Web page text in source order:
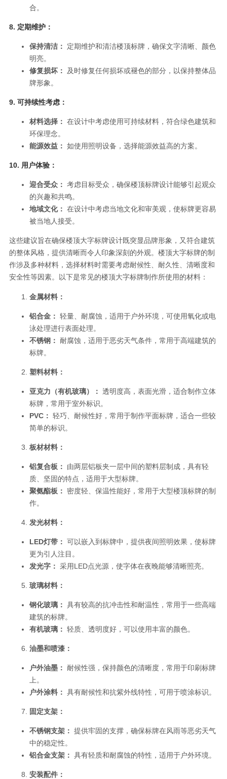
合。
8. 定期维护：
保持清洁：
定期维护和清洁楼顶标牌，确保文字清晰、颜色
明亮。
修复损坏：
及时修复任何损坏或褪色的部分，以保持整体品
牌形象。
9. 可持续性考虑：
材料选择： 在设计中考虑使用可持续材料，符合绿色建筑和
环保理念。
能源效益： 如使用照明设备，选择能源效益高的方案。
10. 用户体验：
迎合受众： 考虑目标受众，确保楼顶标牌设计能够引起观众
的兴趣和共鸣。
地域文化： 在设计中考虑当地文化和审美观，使标牌更容易
被当地人接受。
这些建议旨在确保楼顶大字标牌设计既突显品牌形象，又符合建筑
的整体风格，提供清晰而令人印象深刻的外观。楼顶大字标牌的制
作涉及多种材料，选择材料时需要考虑耐候性、耐久性、清晰度和
安全性等因素。以下是常见的楼顶大字标牌制作所使用的材料：
金属材料：
铝合金： 轻量、耐腐蚀，适用于户外环境，可使用氧化或电
泳处理进行表面处理。
不锈钢：
耐腐蚀，适用于恶劣天气条件，常用于高端建筑的
标牌。
塑料材料：
亚克力（有机玻璃）： 透明度高，表面光滑，适合制作立体
标牌，常用于室外标识。
PVC： 轻巧、耐候性好，常用于制作平面标牌，适合一些较
简单的标识。
板材材料：
铝复合板：
由两层铝板夹一层中间的塑料层制成，具有轻
质、坚固的特点，适用于大型标牌。
聚氨酯板：
密度轻、保温性能好，常用于大型楼顶标牌的制
作。
发光材料：
LED灯带： 可以嵌入到标牌中，提供夜间照明效果，使标牌
更为引人注目。
发光字： 采用LED点光源，使字体在夜晚能够清晰照亮。
玻璃材料：
钢化玻璃： 具有较高的抗冲击性和耐温性，常用于一些高端
建筑的标牌。
有机玻璃： 轻质、透明度好，可以使用丰富的颜色。
油墨和喷漆：
户外油墨：
耐候性强，保持颜色的清晰度，常用于印刷标牌
上。
户外涂料： 具有耐候性和抗紫外线特性，可用于喷涂标识。
固定支架：
不锈钢支架： 提供牢固的支撑，确保标牌在风雨等恶劣天气
中的稳定性。
铝合金支架： 具有轻质和耐腐蚀的特性，适用于户外环境。
安装配件：